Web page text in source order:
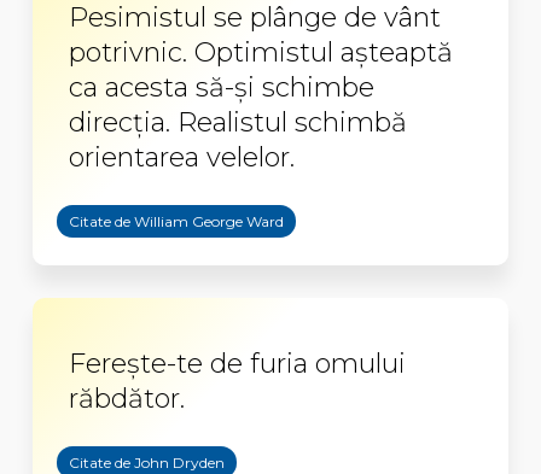
Pesimistul se plânge de vânt
potrivnic. Optimistul așteaptă
ca acesta să-și schimbe
direcția. Realistul schimbă
orientarea velelor.
Citate de William George Ward
Ferește-te de furia omului
răbdător.
Citate de John Dryden